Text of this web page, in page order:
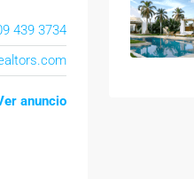
439 3734
anuncio